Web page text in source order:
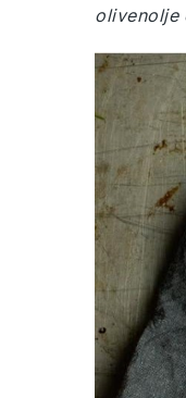
olivenolje